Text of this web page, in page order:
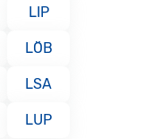
LIP
LÖB
LSA
LUP